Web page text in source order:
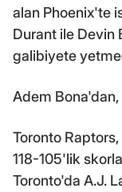
alan Phoenix'te
Durant ile Devin
galibiyete
Adem Bona'dan,
Toronto
118-105'lik
Toronto'da A.J.